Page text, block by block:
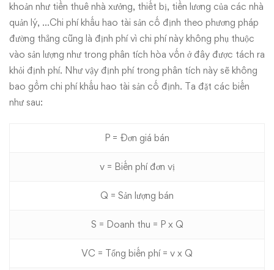
khoản như tiền thuê nhà xưởng, thiết bị, tiền lương của các nhà
quản lý, …Chi phí khấu hao tài sản cố định theo phương pháp
đường thẳng cũng là định phí vì chi phí này không phụ thuộc
vào sản lượng như trong phân tích hòa vốn ở đây được tách ra
khỏi định phí. Như vậy định phí trong phân tích này sẽ không
bao gồm chi phí khấu hao tài sản cố định. Ta đặt các biến
như sau:
P = Đơn giá bán
v = Biến phí đơn vị
Q = Sản lượng bán
S = Doanh thu = P x Q
VC = Tổng biến phí = v x Q